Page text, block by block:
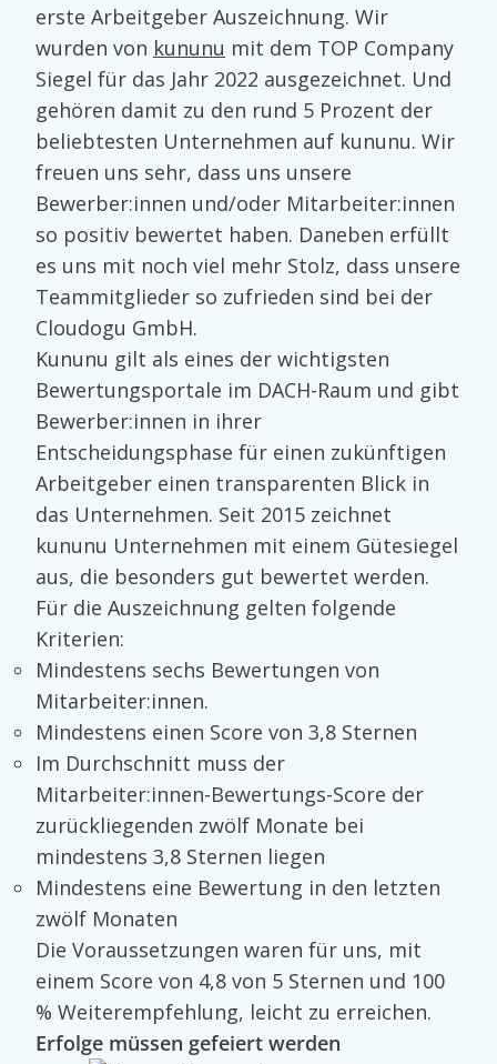
erste Arbeitgeber Auszeichnung. Wir
wurden von kununu mit dem TOP Company
Siegel für das Jahr 2022 ausgezeichnet. Und
gehören damit zu den rund 5 Prozent der
beliebtesten Unternehmen auf kununu. Wir
freuen uns sehr, dass uns unsere
Bewerber:innen und/oder Mitarbeiter:innen
so positiv bewertet haben. Daneben erfüllt
es uns mit noch viel mehr Stolz, dass unsere
Teammitglieder so zufrieden sind bei der
Cloudogu GmbH.
Kununu gilt als eines der wichtigsten
Bewertungsportale im DACH-Raum und gibt
Bewerber:innen in ihrer
Entscheidungsphase für einen zukünftigen
Arbeitgeber einen transparenten Blick in
das Unternehmen. Seit 2015 zeichnet
kununu Unternehmen mit einem Gütesiegel
aus, die besonders gut bewertet werden.
Für die Auszeichnung gelten folgende
Kriterien:
Mindestens sechs Bewertungen von
Mitarbeiter:innen.
Mindestens einen Score von 3,8 Sternen
Im Durchschnitt muss der
Mitarbeiter:innen-Bewertungs-Score der
zurückliegenden zwölf Monate bei
mindestens 3,8 Sternen liegen
Mindestens eine Bewertung in den letzten
zwölf Monaten
Die Voraussetzungen waren für uns, mit
einem Score von 4,8 von 5 Sternen und 100
% Weiterempfehlung, leicht zu erreichen.
Erfolge müssen gefeiert werden